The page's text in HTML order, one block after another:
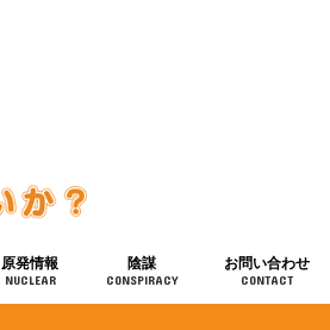
原発情報
NUCLEAR
陰謀
CONSPIRACY
お問い合わせ
CONTACT